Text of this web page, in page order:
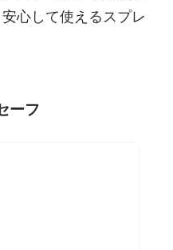
心して使えるスプレ
ーフ